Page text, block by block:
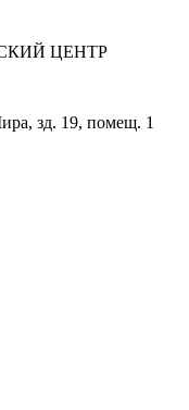
ЦЕНТР
зд. 19, помещ. 1